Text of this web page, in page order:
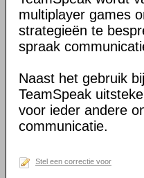
multiplayer games
strategieën te
spraak
Naast het gebruik
TeamSpeak
voor ieder andere
communicatie.
Stel een correctie voor